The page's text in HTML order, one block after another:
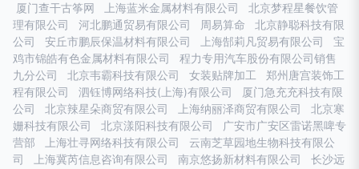
厦门查干古筝网
上海蓝米金属材料有限公司
北京梦程星餐饮管
理有限公司
河北鹏通贸易有限公司 周易算命
北京静聪科技有限
公司
安丘市鹏辰保温材料有限公司 上海郜莉凡贸易有限公司
宝
鸡市锦皓有色金属材料有限公司
程力专用汽车股份有限公司销售
九分公司
北京韦霸科技有限公司 女装贴牌加工
郑州唐宫装饰工
程有限公司
泗钰博网络科技(上海)有限公司
厦门急充充科技有限
公司
北京辣星朵商贸有限公司 上海纳丽泽商贸有限公司
北京寒
姗科技有限公司
北京漾阳科技有限公司
广安市广安区雷诺黑啤专
营部
上海壮寻网络科技有限公司
云南芝草园地生物科技有限公
司
上海冀芮信息咨询有限公司 南京悠扬新材料有限公司
长沙远